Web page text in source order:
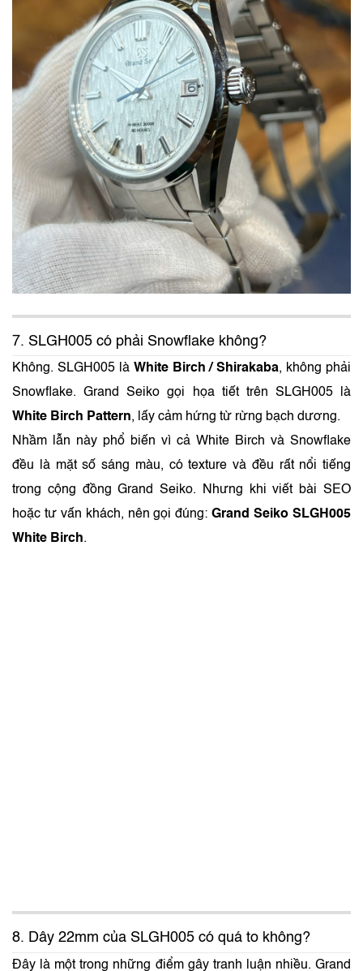
7. SLGH005 có phải Snowflake không?
Không. SLGH005 là White Birch / Shirakaba, không phải
Snowflake. Grand Seiko gọi họa tiết trên SLGH005 là
White Birch Pattern, lấy cảm hứng từ rừng bạch dương.
Nhầm lẫn này phổ biến vì cả White Birch và Snowflake
đều là mặt số sáng màu, có texture và đều rất nổi tiếng
trong cộng đồng Grand Seiko. Nhưng khi viết bài SEO
hoặc tư vấn khách, nên gọi đúng:Grand Seiko SLGH005
White Birch.